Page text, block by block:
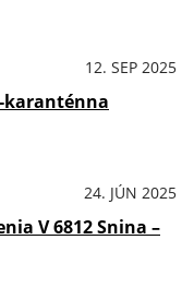
12. SEP 2025
karanténna
24. JÚN 2025
V 6812 Snina –